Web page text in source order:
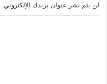
لن يتم نشر عنوان بريدك الإلكتروني.